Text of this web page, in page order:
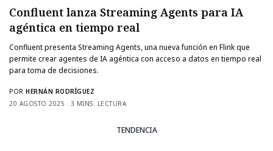
Confluent lanza Streaming Agents para IA
agéntica en tiempo real
Confluent presenta Streaming Agents, una nueva función en Flink que
permite crear agentes de IA agéntica con acceso a datos en tiempo real
para toma de decisiones.
POR HERNÁN RODRÍGUEZ
20 AGOSTO 2025
3 MINS. LECTURA
TENDENCIA